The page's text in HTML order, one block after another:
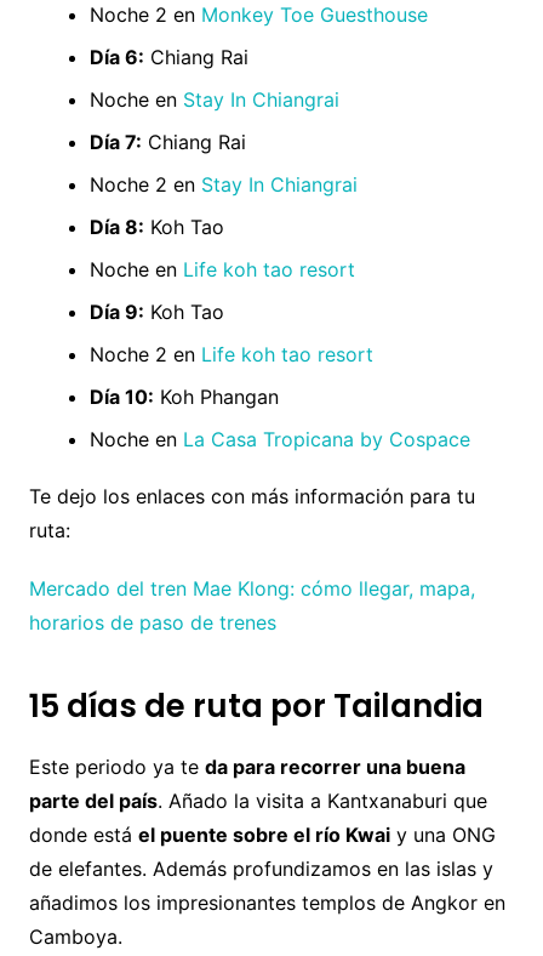
Noche 2 en Monkey Toe Guesthouse
Día 6: Chiang Rai
Noche en Stay In Chiangrai
Día 7: Chiang Rai
Noche 2 en Stay In Chiangrai
Día 8: Koh Tao
Noche en Life koh tao resort
Día 9: Koh Tao
Noche 2 en Life koh tao resort
Día 10: Koh Phangan
Noche en La Casa Tropicana by Cospace
Te dejo los enlaces con más información para tu
ruta:
Mercado del tren Mae Klong: cómo llegar, mapa,
horarios de paso de trenes
15 días de ruta por Tailandia
Este periodo ya te da para recorrer una buena
parte del país. Añado la visita a Kantxanaburi que
donde está el puente sobre el río Kwaiy una ONG
de elefantes. Además profundizamos en las islas y
añadimos los impresionantes templos de Angkor en
Camboya.